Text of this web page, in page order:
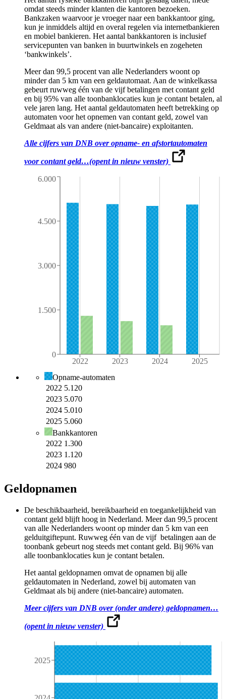
omdat steeds minder klanten die kantoren bezoeken.
Bankzaken waarvoor je vroeger naar een bankkantoor ging,
kun je inmiddels altijd en overal regelen via internetbankieren
en mobiel bankieren. Het aantal bankkantoren is inclusief
servicepunten van banken in buurtwinkels en zogeheten
‘bankwinkels’.
Meer dan 99,5 procent van alle Nederlanders woont op
minder dan 5 km van een geldautomaat. Aan de winkelkassa
gebeurt ruwweg één van de vijf betalingen met contant geld
en bij 95% van alle toonbanklocaties kun je contant betalen, al
vele jaren lang. Het aantal geldautomaten heeft betrekking op
automaten voor het opnemen van contant geld, zowel van
Geldmaat als van andere (niet-bancaire) exploitanten.
Alle cijfers van DNB over opname- en afstortautomaten
voor contant geld…(opent in nieuw venster)
0
1.500
3.000
4.500
6.000
2022 2023 2024 2025
Opname-automaten
2022 5.120
2023 5.070
2024 5.010
2025 5.060
Bankkantoren
2022 1.300
2023 1.120
2024 980
Geldopnamen
De beschikbaarheid, bereikbaarheid en toegankelijkheid van
contant geld blijft hoog in Nederland. Meer dan 99,5 procent
van alle Nederlanders woont op minder dan 5 km van een
gelduitgiftepunt. Ruwweg één van de vijf betalingen aan de
toonbank gebeurt nog steeds met contant geld. Bij 96% van
alle toonbanklocaties kun je contant betalen.
Het aantal geldopnamen omvat de opnamen bij alle
geldautomaten in Nederland, zowel bij automaten van
Geldmaat als bij andere (niet-bancaire) automaten.
Meer cijfers van DNB over (onder andere) geldopnamen…
(opent in nieuw venster)
2025